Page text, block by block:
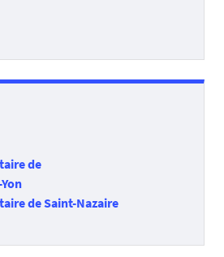
de
de Saint-Nazaire